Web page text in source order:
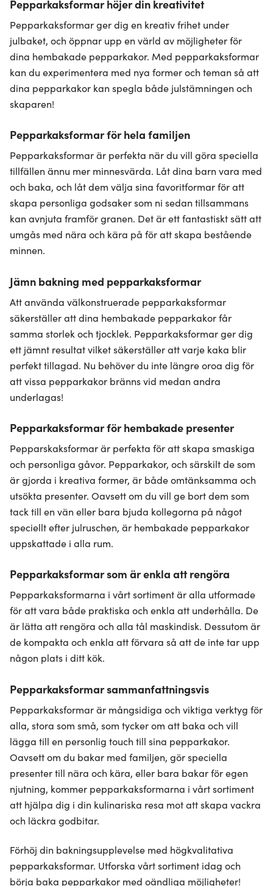
Pepparkaksformar höjer din kreativitet
Pepparkaksformar ger dig en kreativ frihet under
julbaket, och öppnar upp en värld av möjligheter för
dina hembakade pepparkakor. Med pepparkaksformar
kan du experimentera med nya former och teman så att
dina pepparkakor kan spegla både julstämningen och
skaparen!
Pepparkaksformar för hela familjen
Pepparkaksformar är perfekta när du vill göra speciella
tillfällen ännu mer minnesvärda. Låt dina barn vara med
och baka, och låt dem välja sina favoritformar för att
skapa personliga godsaker som ni sedan tillsammans
kan avnjuta framför granen. Det är ett fantastiskt sätt att
umgås med nära och kära på för att skapa bestående
minnen.
Jämn bakning med pepparkaksformar
Att använda välkonstruerade pepparkaksformar
säkerställer att dina hembakade pepparkakor får
samma storlek och tjocklek. Pepparkaksformar ger dig
ett jämnt resultat vilket säkerställer att varje kaka blir
perfekt tillagad. Nu behöver du inte längre oroa dig för
att vissa pepparkakor bränns vid medan andra
underlagas!
Pepparkaksformar för hembakade presenter
Pepparskaksformar är perfekta för att skapa smaskiga
och personliga gåvor. Pepparkakor, och särskilt de som
är gjorda i kreativa former, är både omtänksamma och
utsökta presenter. Oavsett om du vill ge bort dem som
tack till en vän eller bara bjuda kollegorna på något
speciellt efter julruschen, är hembakade pepparkakor
uppskattade i alla rum.
Pepparkaksformar som är enkla att rengöra
Pepparkaksformarna i vårt sortiment är alla utformade
för att vara både praktiska och enkla att underhålla. De
är lätta att rengöra och alla tål maskindisk. Dessutom är
de kompakta och enkla att förvara så att de inte tar upp
någon plats i ditt kök.
Pepparkaksformar sammanfattningsvis
Pepparkaksformar är mångsidiga och viktiga verktyg för
alla, stora som små, som tycker om att baka och vill
lägga till en personlig touch till sina pepparkakor.
Oavsett om du bakar med familjen, gör speciella
presenter till nära och kära, eller bara bakar för egen
njutning, kommer pepparkaksformarna i vårt sortiment
att hjälpa dig i din kulinariska resa mot att skapa vackra
och läckra godbitar.
Förhöj din bakningsupplevelse med högkvalitativa
pepparkaksformar. Utforska vårt sortiment idag och
börja baka pepparkakor med oändliga möjligheter!